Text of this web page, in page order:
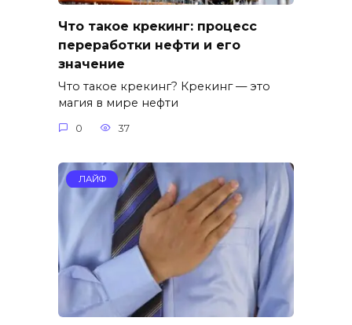
Что такое крекинг: процесс
переработки нефти и его
значение
Что такое крекинг? Крекинг — это
магия в мире нефти
0 37
ЛАЙФ